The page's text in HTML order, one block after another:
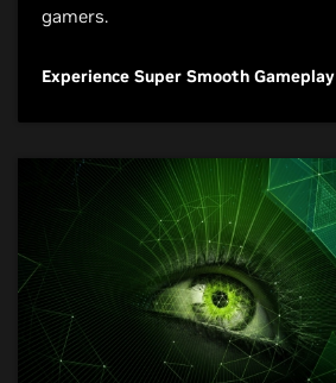
gamers.
Experience Super Smooth Gameplay